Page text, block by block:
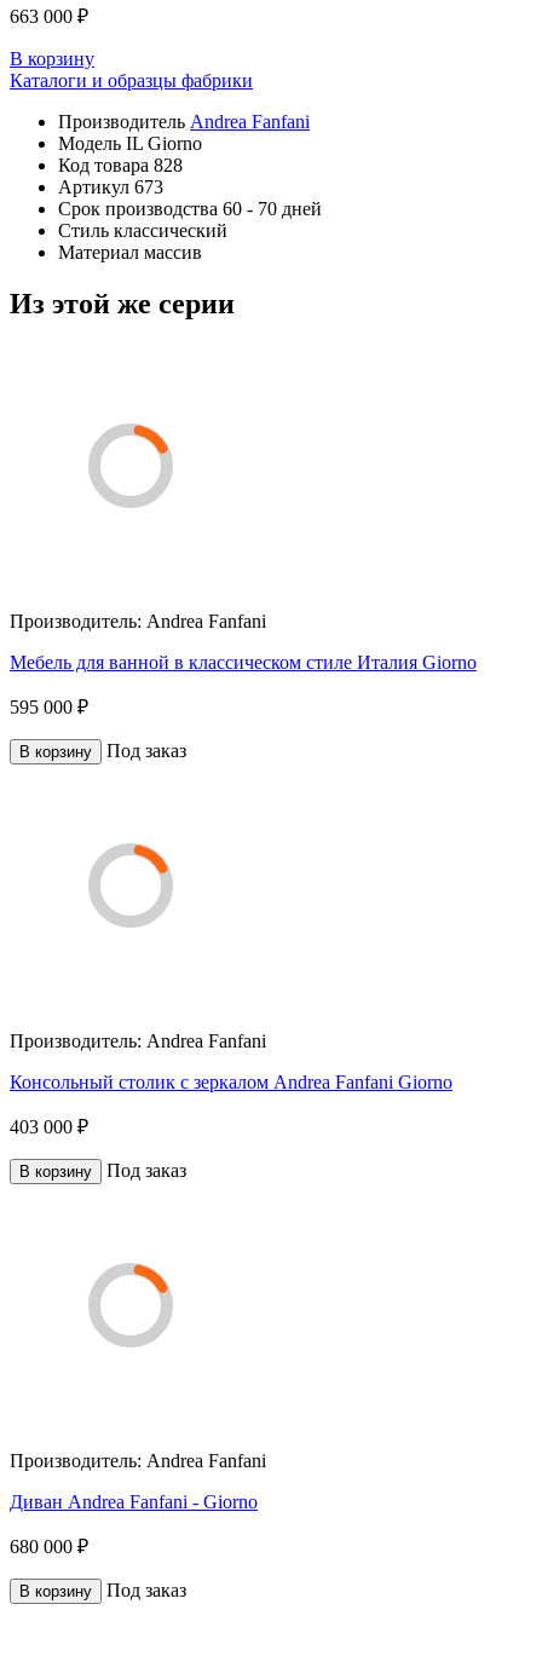
663 000 ₽
В корзину
Каталоги и образцы фабрики
Производитель Andrea Fanfani
Модель IL Giorno
Код товара 828
Артикул 673
Срок производства 60 - 70 дней
Стиль классический
Материал массив
Из этой же серии
Производитель: Andrea Fanfani
Мебель для ванной в классическом стиле Италия Giorno
595 000 ₽
В корзину Под заказ
Производитель: Andrea Fanfani
Консольный столик с зеркалом Andrea Fanfani Giorno
403 000 ₽
В корзину Под заказ
Производитель: Andrea Fanfani
Диван Andrea Fanfani - Giorno
680 000 ₽
В корзину Под заказ